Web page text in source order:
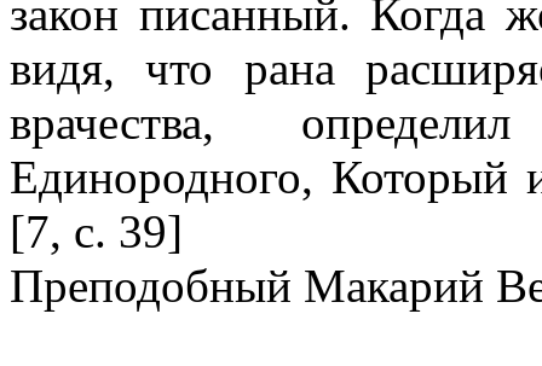
закон писанный. Когда
видя, что рана
врачества,
Единородного, Который
[7, с. 39]
Преподобный Макарий